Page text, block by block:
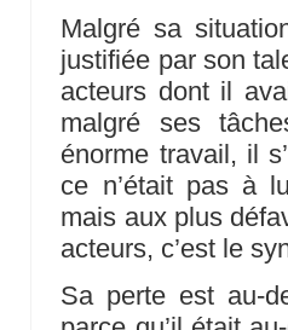
Malgré sa
justifiée par son
acteurs dont il
malgré ses
énorme travail, il
ce n’était pas à
mais aux plus
acteurs, c’est le
Sa perte est au-